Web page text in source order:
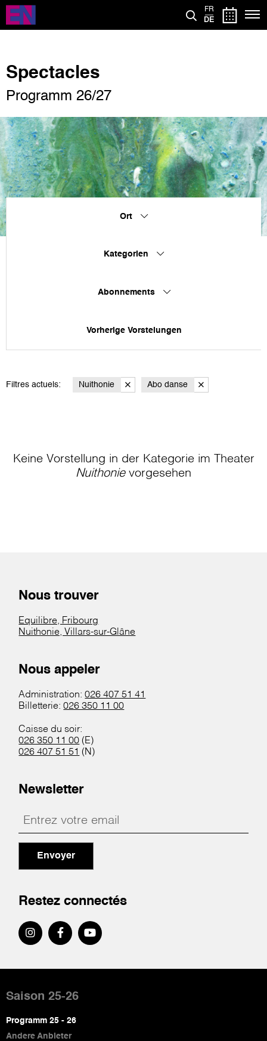
Direkt
zum
Inhalt
FR
DE
Spectacles
Programm 26/27
Ort
Kategorien
Abonnements
Vorherige Vorstelungen
Filtres actuels: Nuithonie Abo danse
Keine Vorstellung in der Kategorie im Theater
Nuithonievorgesehen
Nous trouver
Equilibre, Fribourg
Nuithonie, Villars-sur-Glâne
Nous appeler
Administration:026 407 51 41
Billetterie:026 350 11 00
Caisse du soir:
026 350 11 00 (E)
026 407 51 51 (N)
Newsletter
Envoyer
Restez connectés
de
page
Saison 25-26
Programm 25 - 26
Andere Anbieter